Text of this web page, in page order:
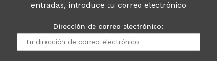
entradas, introduce tu correo electrónico
Dirección de correo electrónico: